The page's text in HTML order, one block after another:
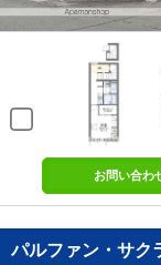
お問い合わ
パルファン・サ